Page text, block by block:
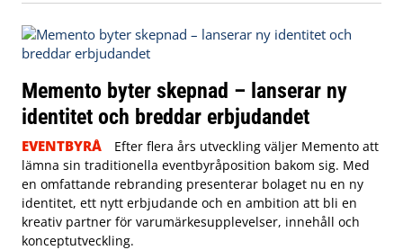
Memento byter skepnad – lanserar ny
identitet och breddar erbjudandet
EVENTBYRÅ
Efter flera års utveckling väljer Memento att
lämna sin traditionella eventbyråposition bakom sig. Med
en omfattande rebranding presenterar bolaget nu en ny
identitet, ett nytt erbjudande och en ambition att bli en
kreativ partner för varumärkesupplevelser, innehåll och
konceptutveckling.